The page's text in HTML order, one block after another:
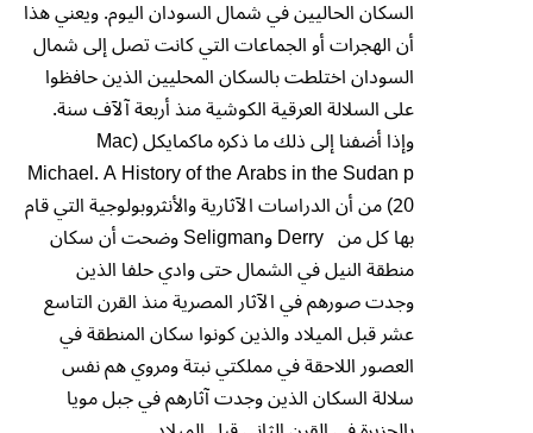
السكان الحاليين في شمال السودان اليوم. ويعني هذا
أن الهجرات أو الجماعات التي كانت تصل إلى شمال
السودان اختلطت بالسكان المحليين الذين حافظوا
على السلالة العرقية الكوشية منذ أربعة آلآف سنة.
وإذا أضفنا إلى ذلك ما ذكره ماكمايكل (Mac
Michael. A History of the Arabs in the Sudan p
20) من أن الدراسات الآثارية والأنثروبولوجية التي قام
بها كل من Derry وSeligman وضحت أن سكان
منطقة النيل في الشمال حتى وادي حلفا الذين
وجدت صورهم في الآثار المصرية منذ القرن التاسع
عشر قبل الميلاد والذين كونوا سكان المنطقة في
العصور اللاحقة في مملكتي نبتة ومروي هم نفس
سلالة السكان الذين وجدت آثارهم في جبل مويا